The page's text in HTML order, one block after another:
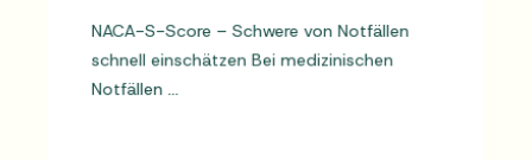
NACA-S-Score – Schwere von Notfällen
schnell einschätzen Bei medizinischen
Notfällen ...